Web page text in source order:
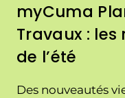
myCuma
Travaux :
de l’été
Des nouveautés